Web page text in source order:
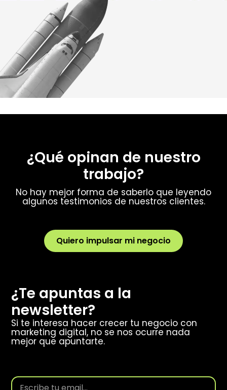
¿Qué opinan de nuestro
trabajo?
No hay mejor forma de saberlo que leyendo
algunos testimonios de nuestros clientes.
Quiero impulsar mi negocio
¿Te apuntas a la
newsletter?
Si te interesa hacer crecer tu negocio con
marketing digital, no se nos ocurre nada
mejor que apuntarte.